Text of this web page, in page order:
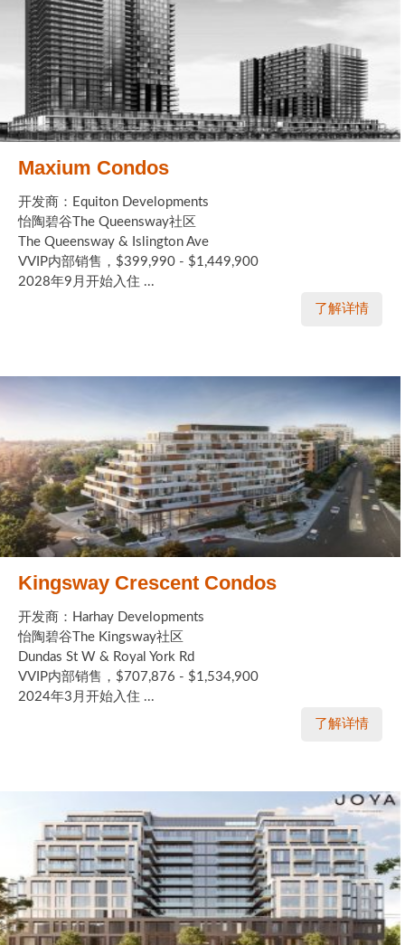
Maxium Condos
开发商：Equiton Developments
怡陶碧谷The Queensway社区
The Queensway & Islington Ave
VVIP内部销售，$399,990 - $1,449,900
2028年9月开始入住 ...
了解详情
Kingsway Crescent Condos
开发商：Harhay Developments
怡陶碧谷The Kingsway社区
Dundas St W & Royal York Rd
VVIP内部销售，$707,876 - $1,534,900
2024年3月开始入住 ...
了解详情